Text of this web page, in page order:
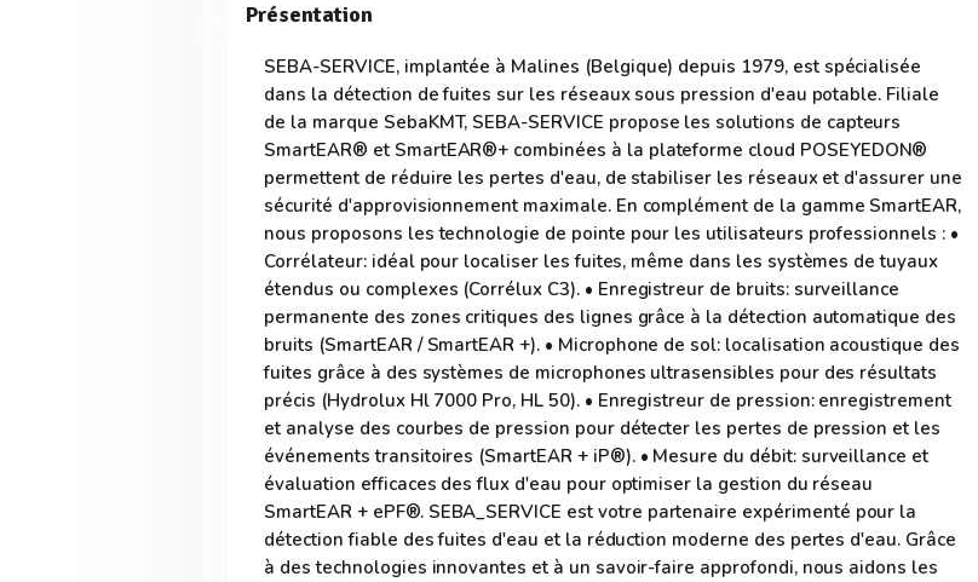
Présentation
SEBA-SERVICE, implantée à Malines (Belgique) depuis 1979, est spécialisée
dans la détection de fuites sur les réseaux sous pression d'eau potable. Filiale
de la marque SebaKMT, SEBA-SERVICE propose les solutions de capteurs
SmartEAR® et SmartEAR®+ combinées à la plateforme cloud POSEYEDON®
permettent de réduire les pertes d'eau, de stabiliser les réseaux et d'assurer une
sécurité d'approvisionnement maximale. En complément de la gamme SmartEAR,
nous proposons les technologie de pointe pour les utilisateurs professionnels : •
Corrélateur: idéal pour localiser les fuites, même dans les systèmes de tuyaux
étendus ou complexes (Corrélux C3). • Enregistreur de bruits: surveillance
permanente des zones critiques des lignes grâce à la détection automatique des
bruits (SmartEAR / SmartEAR +). • Microphone de sol: localisation acoustique des
fuites grâce à des systèmes de microphones ultrasensibles pour des résultats
précis (Hydrolux Hl 7000 Pro, HL 50). • Enregistreur de pression: enregistrement
et analyse des courbes de pression pour détecter les pertes de pression et les
événements transitoires (SmartEAR + iP®). • Mesure du débit: surveillance et
évaluation efficaces des flux d'eau pour optimiser la gestion du réseau
SmartEAR + ePF®. SEBA_SERVICE est votre partenaire expérimenté pour la
détection fiable des fuites d'eau et la réduction moderne des pertes d'eau. Grâce
à des technologies innovantes et à un savoir-faire approfondi, nous aidons les